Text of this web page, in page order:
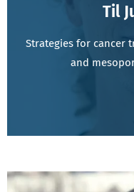
Til
Strategies for cancer
and